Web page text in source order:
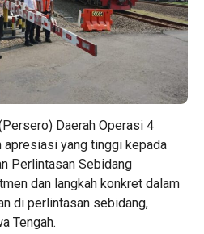
Daerah Operasi 4
apresiasi yang tinggi kepada
Perlintasan Sebidang
dan langkah konkret dalam
di perlintasan sebidang,
Tengah.